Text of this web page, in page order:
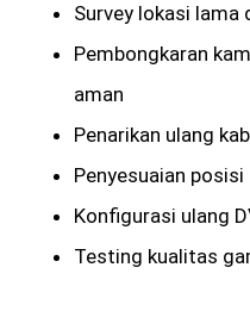
Survey lokasi lama
Pembongkaran
aman
Penarikan ulang
Penyesuaian
Konfigurasi ulang
Testing kualitas